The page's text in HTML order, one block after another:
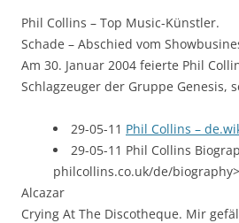
Phil Collins – Top Music-Künstler.
Schade – Abschied vom
Am 30. Januar 2004 feierte Phil
Schlagzeuger der Gruppe Genesis,
29-05-11 Phil Collins –
29-05-11 Phil Collins
philcollins.co.uk/de/
Alcazar
Crying At The Discotheque. Mir